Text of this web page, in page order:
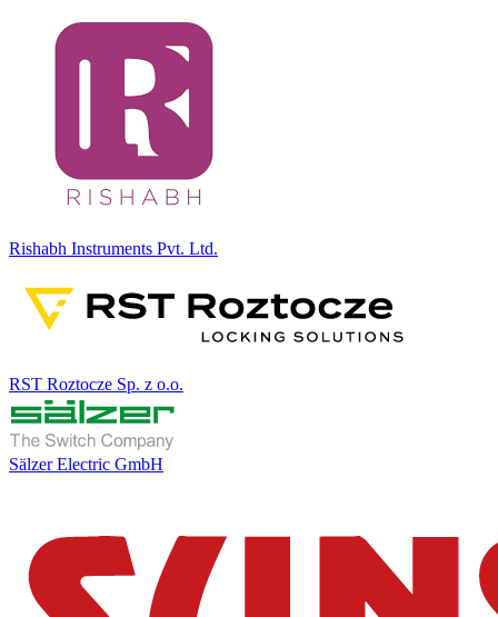
Rishabh Instruments Pvt. Ltd.
RST Roztocze Sp. z o.o.
Sälzer Electric GmbH